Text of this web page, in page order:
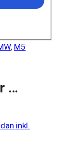
, M5
…